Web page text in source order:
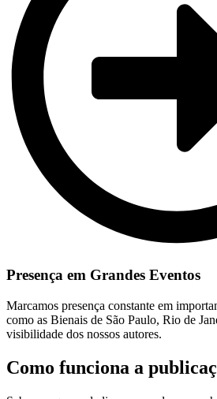
Presença em Grandes Eventos
Marcamos presença constante em
como as Bienais de São Paulo, Rio de
visibilidade dos nossos autores.
Como funciona a